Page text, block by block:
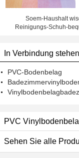
Soem-Haushalt
Reinigungs-Schuh-
In Verbindung
PVC-Bodenbelag
PVC
Sehen Sie alle